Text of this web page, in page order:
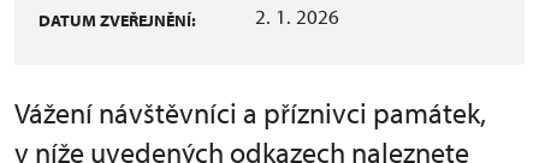
DATUM ZVEŘEJNĚNÍ: 2. 1. 2026
Vážení návštěvníci a příznivci památek,
v níže uvedených odkazech naleznete